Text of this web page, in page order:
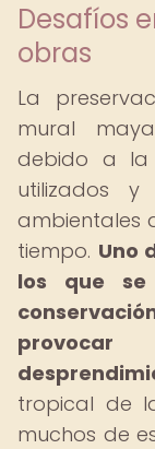
Desafíos
obras
La
mural
debido a la
utilizados
ambientales
tiempo. Uno
los que se
tropical de
muchos de